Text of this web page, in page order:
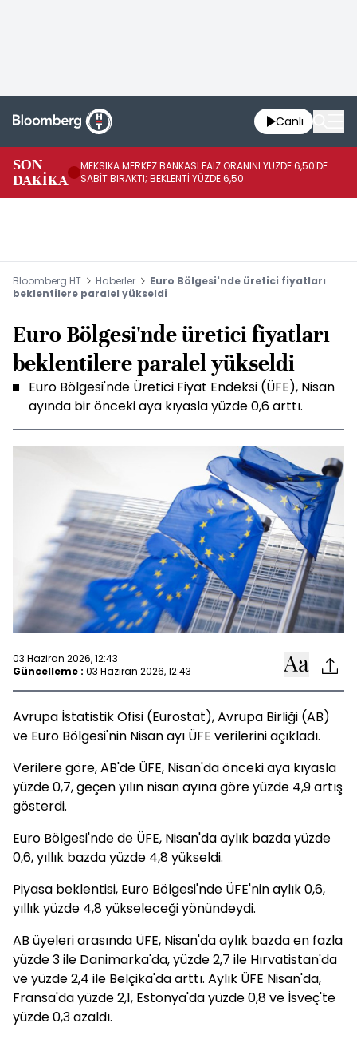
Canlı
SON
DAKİKA
MEKSİKA MERKEZ BANKASI FAİZ ORANINI YÜZDE 6,50'DE
SABİT BIRAKTI; BEKLENTİ YÜZDE 6,50
Bloomberg HT Haberler
Euro Bölgesi'nde üretici fiyatları
beklentilere paralel yükseldi
Euro Bölgesi'nde üretici fiyatları
beklentilere paralel yükseldi
Euro Bölgesi'nde Üretici Fiyat Endeksi (ÜFE), Nisan
ayında bir önceki aya kıyasla yüzde 0,6 arttı.
03 Haziran 2026, 12:43
Güncelleme : 03 Haziran 2026, 12:43
Avrupa İstatistik Ofisi (Eurostat), Avrupa Birliği (AB)
ve Euro Bölgesi'nin Nisan ayı ÜFE verilerini açıkladı.
Verilere göre, AB'de ÜFE, Nisan'da önceki aya kıyasla
yüzde 0,7, geçen yılın nisan ayına göre yüzde 4,9 artış
gösterdi.
Euro Bölgesi'nde de ÜFE, Nisan'da aylık bazda yüzde
0,6, yıllık bazda yüzde 4,8 yükseldi.
Piyasa beklentisi, Euro Bölgesi'nde ÜFE'nin aylık 0,6,
yıllık yüzde 4,8 yükseleceği yönündeydi.
AB üyeleri arasında ÜFE, Nisan'da aylık bazda en fazla
yüzde 3 ile Danimarka'da, yüzde 2,7 ile Hırvatistan'da
ve yüzde 2,4 ile Belçika'da arttı. Aylık ÜFE Nisan'da,
Fransa'da yüzde 2,1, Estonya'da yüzde 0,8 ve İsveç'te
yüzde 0,3 azaldı.